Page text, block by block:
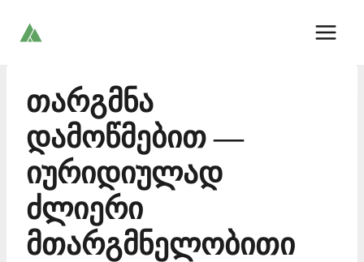
თარგმნა
დამოწმებით —
იურიდიულად
ძლიერი
მთარგმნელობითი